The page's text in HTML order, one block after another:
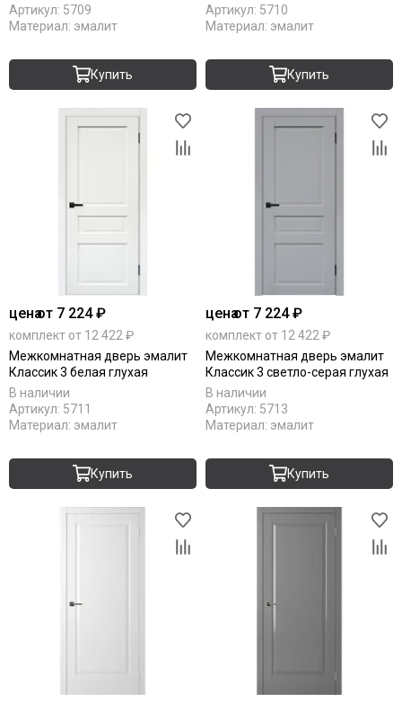
Артикул: 5709
Материал: эмалит
Купить
Артикул: 5710
Материал: эмалит
Купить
ценаот 7 224 ₽
комплект от 12 422 ₽
Межкомнатная дверь эмалит
Классик 3 белая глухая
В наличии
Артикул: 5711
Материал: эмалит
Купить
ценаот 7 224 ₽
комплект от 12 422 ₽
Межкомнатная дверь эмалит
Классик 3 светло-серая глухая
В наличии
Артикул: 5713
Материал: эмалит
Купить